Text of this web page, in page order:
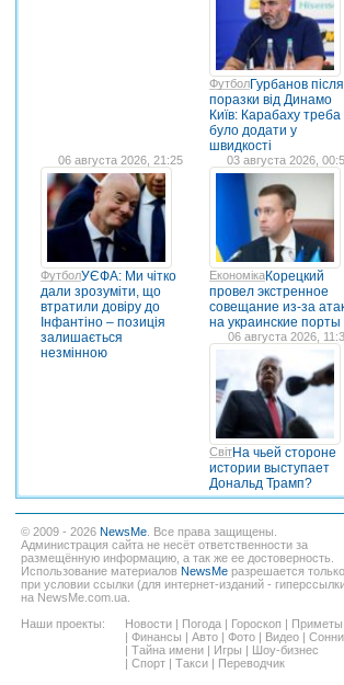
ФутболГурбанов після
поразки від Динамо
Київ: Карабаху треба
було додати у
швидкості
06 августа 2026, 21:25
ФутболУЄФА: Ми чітко
дали зрозуміти, що
втратили довіру до
Інфантіно – позиція
залишається
незмінною
03 августа 2026,
ЕкономікаКорецкий
провел экстренное
совещание из-за
на украинские порты
06 августа 2026,
СвітНа чьей стороне
истории выступает
Дональд Трамп?
© 2009 - 2026 NewsMe . Все права защищены.
Администрация сайта не несёт ответственности за
размещённую информацию, а так же ее достоверность.
Использование материалов NewsMe разрешается только
при условии ссылки (для интернет-изданий -
на NewsMe.com.ua.
Наши проекты:
Новости | Погода | Гороскоп | Приметы
| Финансы | Авто | Фото | Видео |
| Тайна имени | Игры | Шоу-бизнес
| Спорт | Такси | Переводчик